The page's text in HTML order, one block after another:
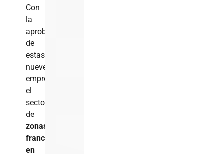
Con
la
aprobación
de
estas
nueve
empresas,
el
sector
de
zonas
francas
en